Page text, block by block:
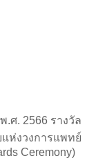
.ศ. 2566 รางวัล
ห่งวงการแพทย์
Ceremony)